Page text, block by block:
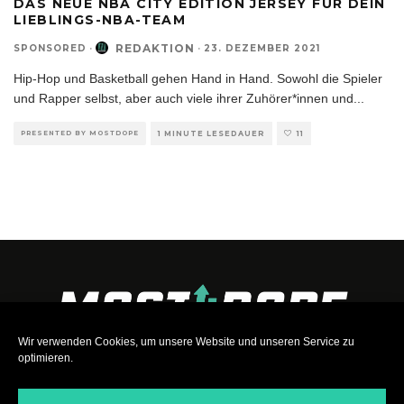
Wir verwenden Cookies, um unsere Website und unseren Service zu
optimieren.
DAS NEUE NBA CITY EDITION JERSEY FÜR DEIN
LIEBLINGS-NBA-TEAM
SPONSORED · REDAKTION · 23. DEZEMBER 2021
Hip-Hop und Basketball gehen Hand in Hand. Sowohl die Spieler
und Rapper selbst, aber auch viele ihrer Zuhörer*innen und
PRESENTED BY MOSTDOPE 1 MINUTE LESEDAUER 11